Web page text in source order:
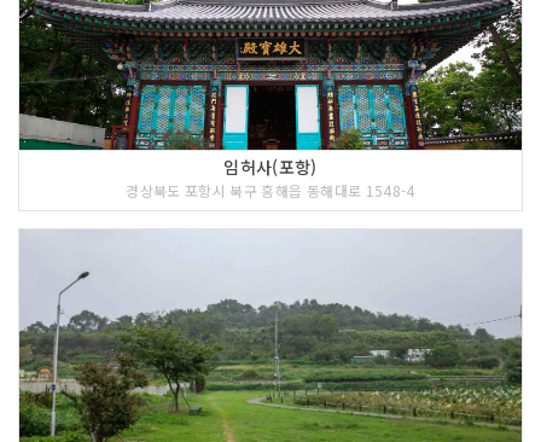
임허사(포항)
경상북도 포항시 북구 흥해읍 동해대로 1548-4